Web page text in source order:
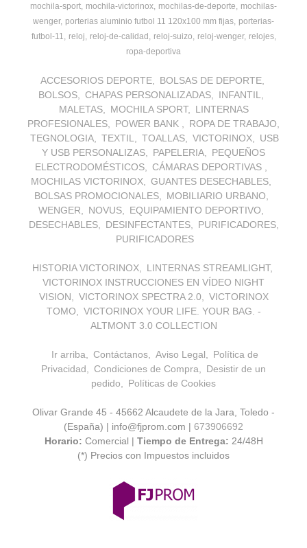
mochila-sport mochila-victorinox mochilas-de-deporte
mochilas-
wenger porterias aluminio futbol 11 120x100 mm fijas porterias-
futbol-11
reloj reloj-de-calidad reloj-suizo reloj-wenger
relojes
ropa-deportiva
ACCESORIOS DEPORTE
BOLSAS DE DEPORTE
BOLSOS
CHAPAS PERSONALIZADAS
INFANTIL
MALETAS
MOCHILA SPORT
LINTERNAS
PROFESIONALES
POWER BANK
ROPA DE TRABAJO
TEGNOLOGIA
TEXTIL TOALLAS VICTORINOX
USB
Y USB PERSONALIZAS
PAPELERIA
PEQUEÑOS
ELECTRODOMÉSTICOS
CÁMARAS DEPORTIVAS
MOCHILAS VICTORINOX
GUANTES DESECHABLES
BOLSAS PROMOCIONALES
MOBILIARIO URBANO
WENGER
NOVUS
EQUIPAMIENTO DEPORTIVO
DESECHABLES
DESINFECTANTES
PURIFICADORES
PURIFICADORES
HISTORIA VICTORINOX
LINTERNAS STREAMLIGHT
VICTORINOX INSTRUCCIONES EN VÍDEO NIGHT
VISION
VICTORINOX SPECTRA 2.0
VICTORINOX
TOMO
VICTORINOX YOUR LIFE. YOUR BAG. -
ALTMONT 3.0 COLLECTION
Ir arriba Contáctanos Aviso Legal
Política de
Privacidad
Condiciones de Compra
Desistir de un
pedido
Políticas de Cookies
Olivar Grande 45 - 45662 Alcaudete de la Jara, Toledo -
(España) | info@fjprom.com | 673906692
Horario: Comercial | Tiempo de Entrega: 24/48H
(*) Precios con Impuestos incluidos